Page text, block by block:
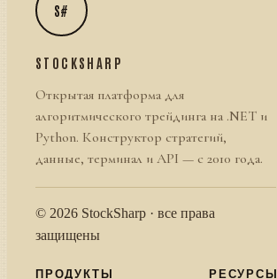
S#
STOCKSHARP
Открытая платформа для
алгоритмического трейдинга на .NET и
Python. Конструктор стратегий,
данные, терминал и API — с 2010 года.
© 2026 StockSharp · все права
защищены
ПРОДУКТЫ РЕСУРСЫ